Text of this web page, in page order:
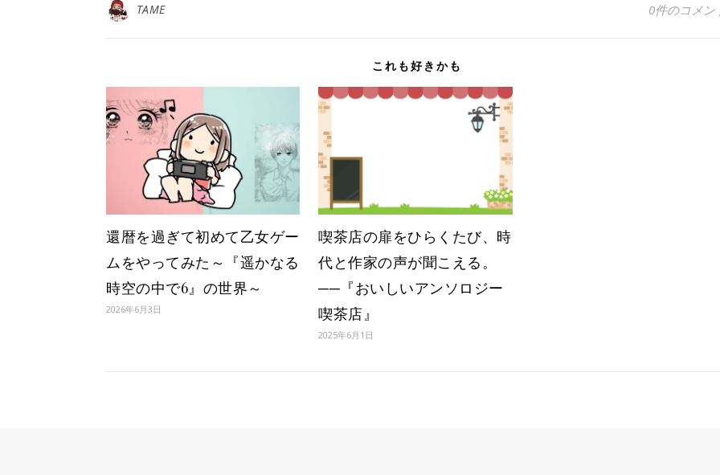
TAME 0件のコメン
これも好きかも
還暦を過ぎて初めて乙女ゲー
ムをやってみた～『遥かなる
時空の中で6』の世界～
2026年6月3日
喫茶店の扉をひらくたび、時
代と作家の声が聞こえる。
──『おいしいアンソロジー
喫茶店』
2025年6月1日